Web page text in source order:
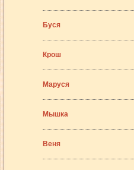
Буся
Крош
Маруся
Мышка
Веня